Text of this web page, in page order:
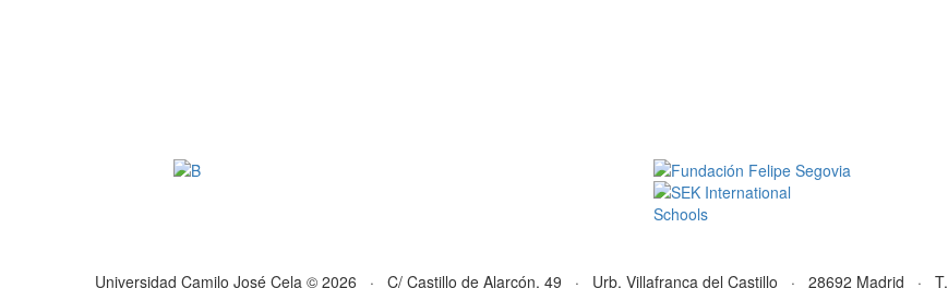
Universidad Camilo José Cela © 2026 · C/ Castillo de Alarcón, 49 · Urb. Villafranca del Castillo · 28692 Madrid · T.